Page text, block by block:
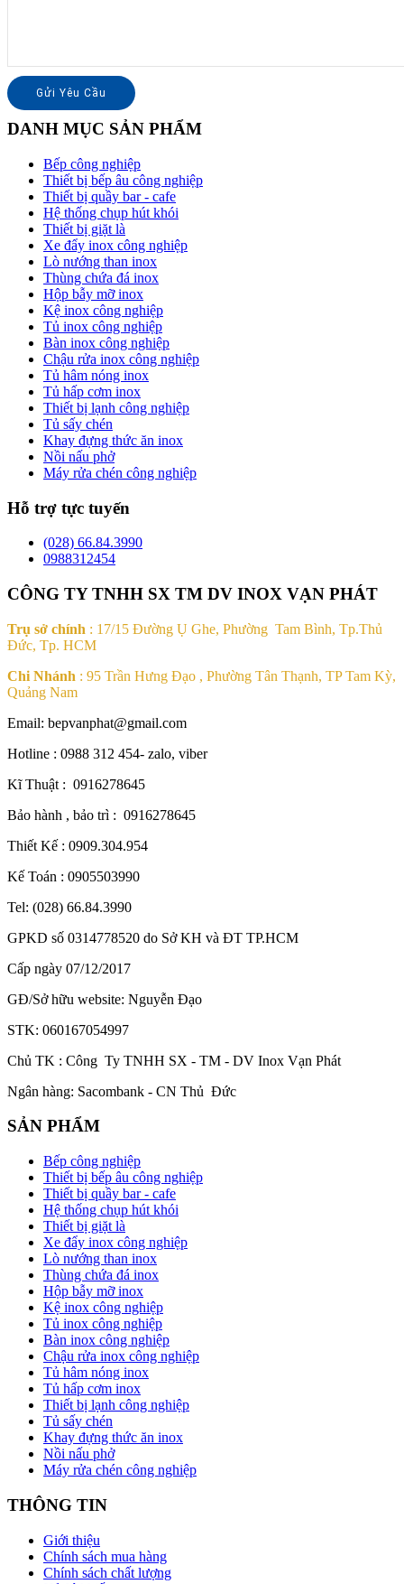
DANH MỤC SẢN PHẨM
Bếp công nghiệp
Thiết bị bếp âu công nghiệp
Thiết bị quầy bar - cafe
Hệ thống chụp hút khói
Thiết bị giặt là
Xe đẩy inox công nghiệp
Lò nướng than inox
Thùng chứa đá inox
Hộp bẫy mỡ inox
Kệ inox công nghiệp
Tủ inox công nghiệp
Bàn inox công nghiệp
Chậu rửa inox công nghiệp
Tủ hâm nóng inox
Tủ hấp cơm inox
Thiết bị lạnh công nghiệp
Tủ sấy chén
Khay đựng thức ăn inox
Nồi nấu phở
Máy rửa chén công nghiệp
Hỗ trợ tực tuyến
(028) 66.84.3990
0988312454
CÔNG TY TNHH SX TM DV INOX VẠN PHÁT
Trụ sở chính : 17/15 Đường Ụ Ghe, Phường Tam Bình, Tp.Thủ
Đức, Tp. HCM
Chi Nhánh : 95 Trần Hưng Đạo , Phường Tân Thạnh, TP Tam Kỳ,
Quảng Nam
Email: bepvanphat@gmail.com
Hotline : 0988 312 454- zalo, viber
Kĩ Thuật : 0916278645
Bảo hành , bảo trì : 0916278645
Thiết Kế : 0909.304.954
Kế Toán : 0905503990
Tel: (028) 66.84.3990
GPKD số 0314778520 do Sở KH và ĐT TP.HCM
Cấp ngày 07/12/2017
GĐ/Sở hữu website: Nguyễn Đạo
STK: 060167054997
Chủ TK : Công Ty TNHH SX - TM - DV Inox Vạn Phát
Ngân hàng: Sacombank - CN Thủ Đức
SẢN PHẨM
Bếp công nghiệp
Thiết bị bếp âu công nghiệp
Thiết bị quầy bar - cafe
Hệ thống chụp hút khói
Thiết bị giặt là
Xe đẩy inox công nghiệp
Lò nướng than inox
Thùng chứa đá inox
Hộp bẫy mỡ inox
Kệ inox công nghiệp
Tủ inox công nghiệp
Bàn inox công nghiệp
Chậu rửa inox công nghiệp
Tủ hâm nóng inox
Tủ hấp cơm inox
Thiết bị lạnh công nghiệp
Tủ sấy chén
Khay đựng thức ăn inox
Nồi nấu phở
Máy rửa chén công nghiệp
THÔNG TIN
Giới thiệu
Chính sách mua hàng
Chính sách chất lượng